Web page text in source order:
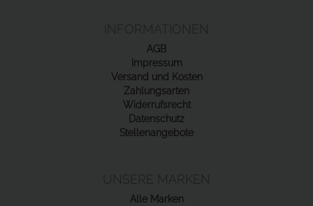
INFORMATIONEN
AGB
Impressum
Versand und Kosten
Zahlungsarten
Widerrufsrecht
Datenschutz
Stellenangebote
UNSERE MARKEN
Alle Marken